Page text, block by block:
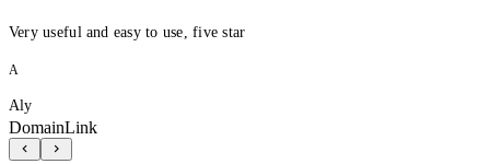
Very useful and easy to use, five star
A
Aly
DomainLink